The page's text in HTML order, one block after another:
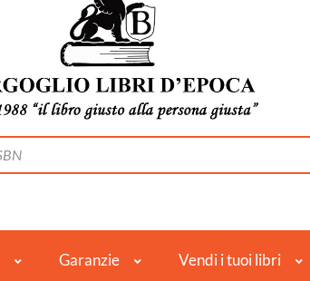
Garanzie Vendi i tuoi libri